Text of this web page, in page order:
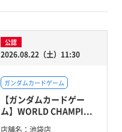
公認
2026.08.22（土）11:30
ガンダムカードゲーム
【ガンダムカードゲー
ム】WORLD CHAMPI...
店舗名： 池袋店